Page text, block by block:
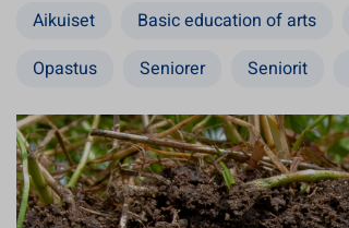
Aikuiset Basic education of arts
Opastus
Seniorer Seniorit